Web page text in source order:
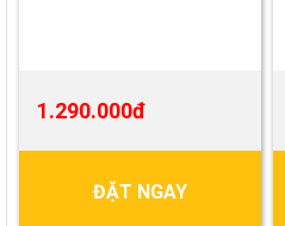
1.290.000đ
ĐẶT NGAY